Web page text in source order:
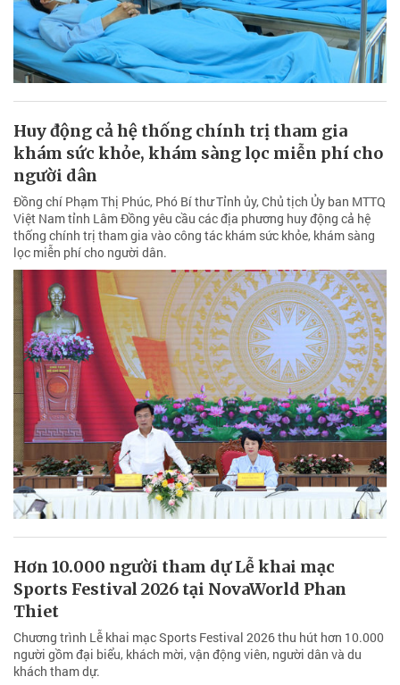
Huy động cả hệ thống chính trị tham gia
khám sức khỏe, khám sàng lọc miễn phí cho
người dân
Đồng chí Phạm Thị Phúc, Phó Bí thư Tỉnh ủy, Chủ tịch Ủy ban MTTQ
Việt Nam tỉnh Lâm Đồng yêu cầu các địa phương huy động cả hệ
thống chính trị tham gia vào công tác khám sức khỏe, khám sàng
lọc miễn phí cho người dân.
Hơn 10.000 người tham dự Lễ khai mạc
Sports Festival 2026 tại NovaWorld Phan
Thiet
Chương trình Lễ khai mạc Sports Festival 2026 thu hút hơn 10.000
người gồm đại biểu, khách mời, vận động viên, người dân và du
khách tham dự.